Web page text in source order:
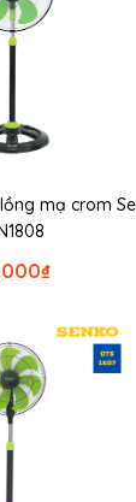
mạ crom
₫